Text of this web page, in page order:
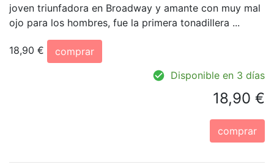
joven triunfadora en Broadway y amante con muy mal
ojo para los hombres, fue la primera tonadillera ...
18,90 €
comprar
Disponible en 3 días
18,90 €
comprar